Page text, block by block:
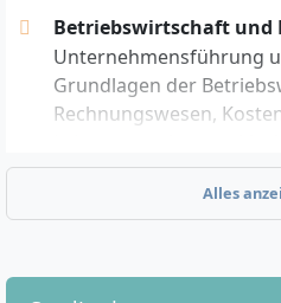
Verwaltungsberufe). In
über ein Probestudium
Kein Numerus Clausus (NC)
unabhängig von der
Technische
und stabiler Internetzugang,
Lernmaterialien und
Betriebswirtschaft und
Unternehmensführung
Grundlagen der
Rechnungswesen,
Wirtschaftsmathematik,
Wirtschaftsrecht.
Gesundheitsökonomie
Gesundheitssystems,
Alles